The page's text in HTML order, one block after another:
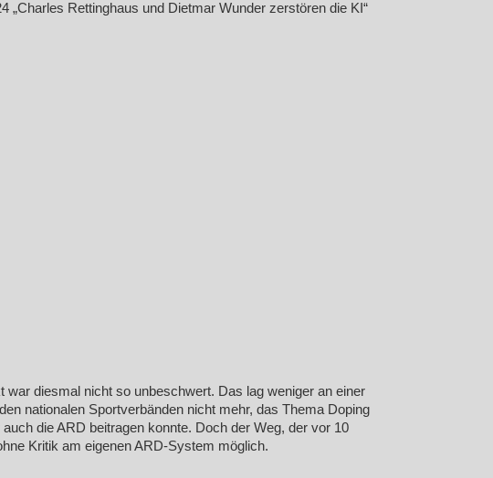
„Charles Rettinghaus und Dietmar Wunder zerstören die KI“
diesmal nicht so unbeschwert. Das lag weniger an einer
nationalen Sportverbänden nicht mehr, das Thema Doping
die ARD beitragen konnte. Doch der Weg, der vor 10
Kritik am eigenen ARD-System möglich.